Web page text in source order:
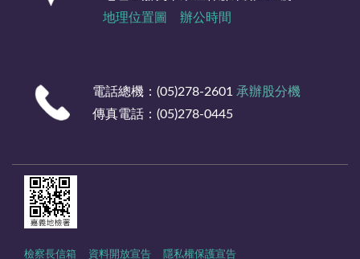
地理位置圖
辦公時間
電話總機：(05)278-2601 承辦股分機
傳真電話：(05)278-0445
檢察長信箱 資料開放宣告 隱私權保護宣告